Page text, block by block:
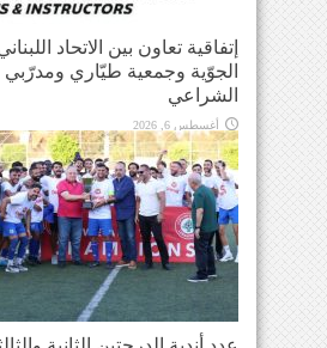
إتفاقية تعاون بين الاتحاد
الجوّية وجمعية طيّاري ومدرّبي
الشراعي
أغسطس 6, 2026